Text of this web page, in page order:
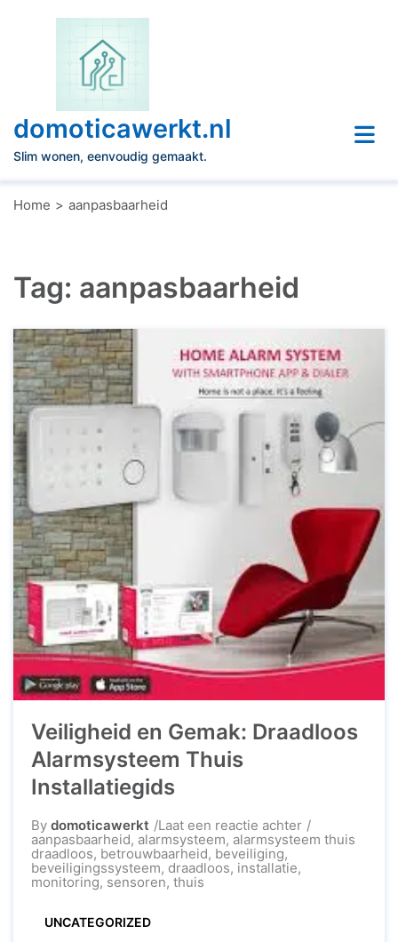
domoticawerkt.nl
Slim wonen, eenvoudig gemaakt.
Home aanpasbaarheid
Tag: aanpasbaarheid
Veiligheid en Gemak: Draadloos
Alarmsysteem Thuis
Installatiegids
By domoticawerkt Laat een reactie achterop
Veiligheid
aanpasbaarheid, alarmsysteem, alarmsysteem thuis
draadloos, betrouwbaarheid, beveiliging,
beveiligingssysteem, draadloos, installatie,
monitoring, sensoren, thuis
UNCATEGORIZED